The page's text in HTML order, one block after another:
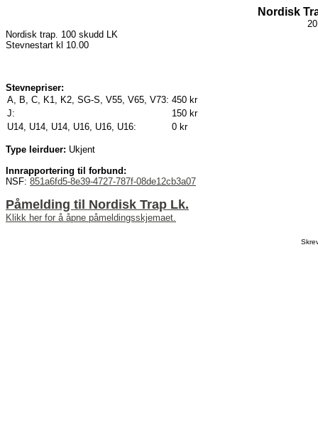
Nordisk
Nordisk trap. 100 skudd LK
Stevnestart kl 10.00
Stevnepriser:
A, B, C, K1, K2, SG-S, V55, V65, V73: 450 kr
J:
150 kr
U14, U14, U14, U16, U16, U16:
0 kr
Type leirduer: Ukjent
Innrapportering til forbund:
NSF: 851a6fd5-8e39-4727-787f-08de12cb3a07
Påmelding til Nordisk Trap Lk.
Klikk her for å åpne påmeldingsskjemaet.